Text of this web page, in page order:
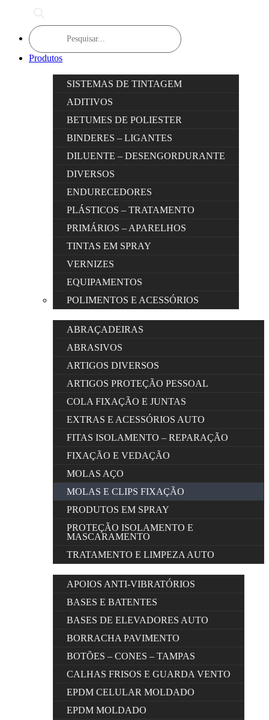
Products
search
Produtos
SISTEMAS DE TINTAGEM
ADITIVOS
BETUMES DE POLIESTER
BINDERES – LIGANTES
DILUENTE – DESENGORDURANTE
DIVERSOS
ENDURECEDORES
PLÁSTICOS – TRATAMENTO
PRIMÁRIOS – APARELHOS
TINTAS EM SPRAY
VERNIZES
EQUIPAMENTOS
POLIMENTOS E ACESSÓRIOS
ABRAÇADEIRAS
ABRASIVOS
ARTIGOS DIVERSOS
ARTIGOS PROTEÇÃO PESSOAL
COLA FIXAÇÃO E JUNTAS
EXTRAS E ACESSÓRIOS AUTO
FITAS ISOLAMENTO – REPARAÇÃO
FIXAÇÃO E VEDAÇÃO
MOLAS AÇO
MOLAS E CLIPS FIXAÇÃO
PRODUTOS EM SPRAY
PROTEÇÃO ISOLAMENTO E
MASCARAMENTO
TRATAMENTO E LIMPEZA AUTO
APOIOS ANTI-VIBRATÓRIOS
BASES E BATENTES
BASES DE ELEVADORES AUTO
BORRACHA PAVIMENTO
BOTÕES – CONES – TAMPAS
CALHAS FRISOS E GUARDA VENTO
EPDM CELULAR MOLDADO
EPDM MOLDADO